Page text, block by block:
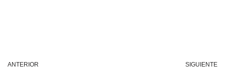
ANTERIOR SIGUIENTE